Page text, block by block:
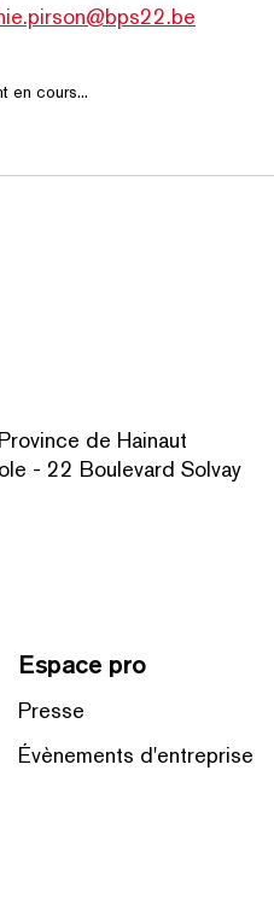
en cours...
de Hainaut
- 22 Boulevard Solvay
Espace pro
Presse
Évènements d'entreprise